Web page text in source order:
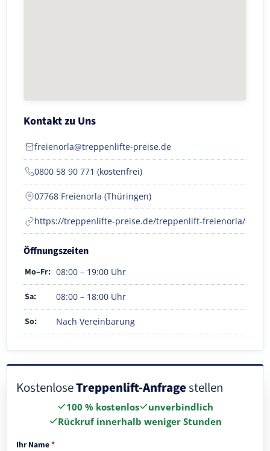
Kontakt zu Uns
freienorla@treppenlifte-preise.de
0800 58 90 771 (kostenfrei)
07768 Freienorla (Thüringen)
https://treppenlifte-preise.de/treppenlift-freienorla/
Öffnungszeiten
Mo–Fr: 08:00 – 19:00 Uhr
Sa: 08:00 – 18:00 Uhr
So: Nach Vereinbarung
KostenloseTreppenlift-Anfragestellen
100 % kostenlos
unverbindlich
Rückruf innerhalb weniger Stunden
Ihr Name*